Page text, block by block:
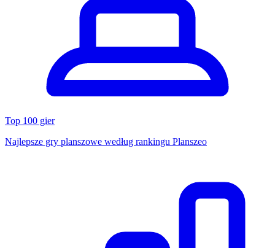
Top 100 gier
Najlepsze gry planszowe według rankingu Planszeo